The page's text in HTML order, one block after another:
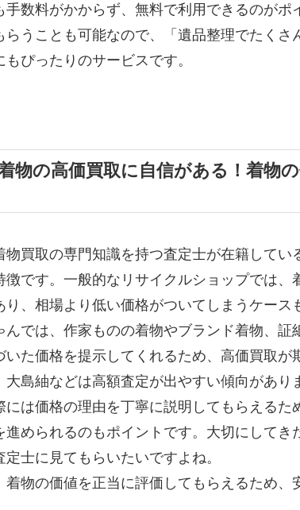
手数料がかからず、無料で利用できるのがポ
らうことも可能なので、「遺品整理でたくさ
ぴったりのサービスです。
物の高価買取に自信がある！着物
物買取の専門知識を持つ査定士が在籍してい
徴です。一般的なリサイクルショップでは
り、相場より低い価格がついてしまうケース
んでは、作家ものの着物やブランド着物、証
いた価格を提示してくれるため、高価買取が
島紬などは高額査定が出やすい傾向があり
には価格の理由を丁寧に説明してもらえる
進められるのもポイントです。大切にして
士に見てもらいたいですよね。
着物の価値を正当に評価してもらえるため、